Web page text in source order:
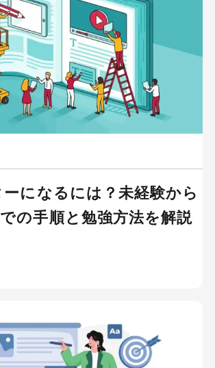
になるには？未経験から
の手順と勉強方法を解説